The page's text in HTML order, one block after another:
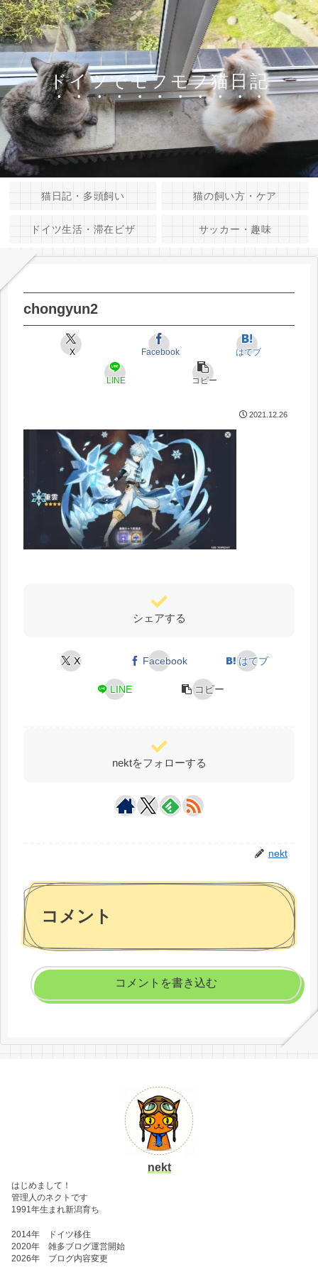
ドイツでモフモフ猫日記
猫日記・多頭飼い 猫の飼い方・ケア
ドイツ生活・滞在ビザ サッカー・趣味
chongyun2
X Facebook はてブ
LINE コピー
2021.12.26
シェアする
X Facebook はてブ
LINE コピー
nektをフォローする
nekt
コメント
コメントを書き込む
nekt
はじめまして！
管理人のネクトです
1991年生まれ新潟育ち
2014年 ドイツ移住
2020年 雑多ブログ運営開始
2026年 ブログ内容変更